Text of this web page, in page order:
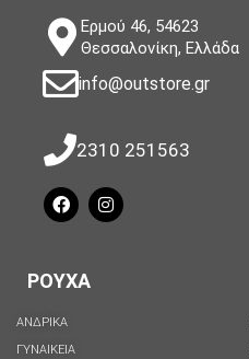
Ερμού 46, 54623
Θεσσαλονίκη, Ελλάδα
info@outstore.gr
2310 251563
ΡΟΥΧΑ
ΑΝΔΡΙΚΑ
ΓΥΝΑΙΚΕΙΑ